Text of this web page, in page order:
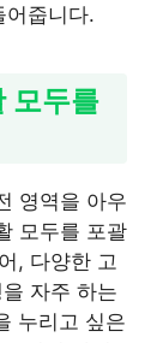
어줍니다.
모두를
영역을 아우
모두를 포괄
, 다양한 고
자주 하는
누리고 싶은